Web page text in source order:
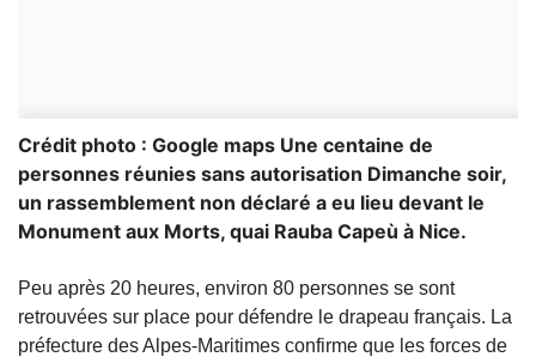
Crédit photo : Google maps Une centaine de
personnes réunies sans autorisation Dimanche soir,
un rassemblement non déclaré a eu lieu devant le
Monument aux Morts, quai Rauba Capeù à Nice.
Peu après 20 heures, environ 80 personnes se sont
retrouvées sur place pour défendre le drapeau français. La
préfecture des Alpes-Maritimes confirme que les forces de